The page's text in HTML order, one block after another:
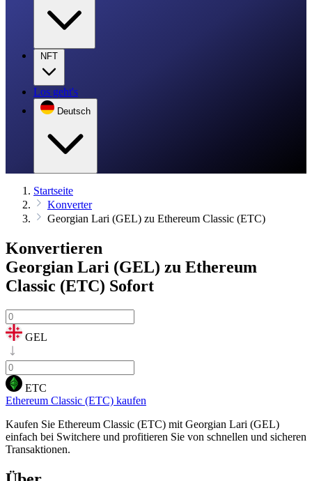
NFT
Los geht's
Deutsch
Startseite
Konverter
Georgian Lari (GEL) zu Ethereum Classic (ETC)
Konvertieren
Georgian Lari (GEL) zu Ethereum
Classic (ETC) Sofort
GEL
ETC
Ethereum Classic (ETC) kaufen
Kaufen Sie Ethereum Classic (ETC) mit Georgian Lari (GEL)
einfach bei Switchere und profitieren Sie von schnellen und sicheren
Transaktionen.